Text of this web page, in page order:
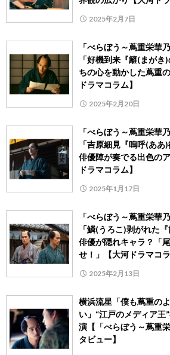
2025年2月7日
「べらぼう～蔦重栄華
「好機到来『籬(まが
ちの心を動かした蔦重
ドラマコラム】
2025年2月20日
「べらぼう～蔦重栄華
「吉原細見『嗚呼(あ
俳優陣が奏でる出色の
ドラマコラム】
2025年1月17日
「べらぼう～蔦重栄華
「鱗(うろこ)剥がれた
俳優が隠れキャラ？「
せ！」【大河ドラマコラ
2025年2月13日
横浜流星「僕も蔦重の
い」“江戸のメディア王
演【「べらぼう～蔦重
タビュー】